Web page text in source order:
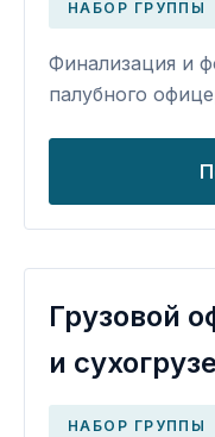
НАБОР ГРУППЫ
Финализация и
палубного
Грузовой
и сухогрузе
НАБОР ГРУППЫ